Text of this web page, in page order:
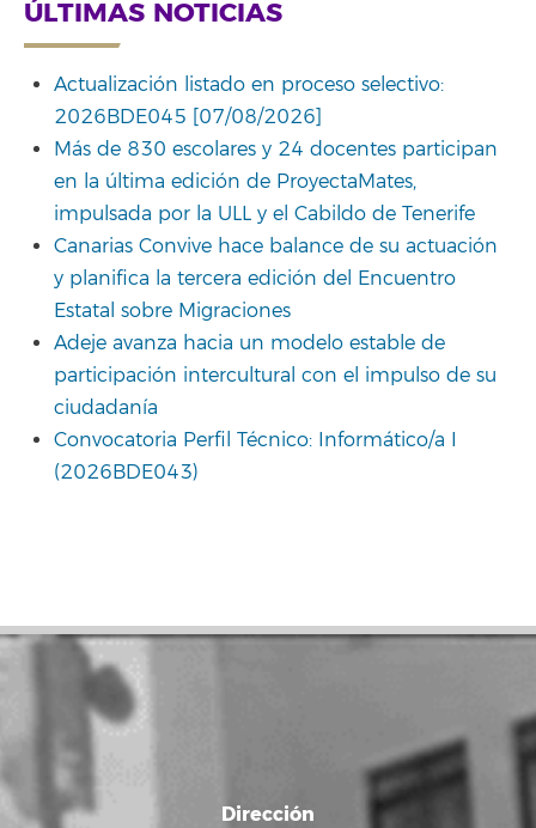
ÚLTIMAS NOTICIAS
Actualización listado en proceso selectivo:
2026BDE045 [07/08/2026]
Más de 830 escolares y 24 docentes participan
en la última edición de ProyectaMates,
impulsada por la ULL y el Cabildo de Tenerife
Canarias Convive hace balance de su actuación
y planifica la tercera edición del Encuentro
Estatal sobre Migraciones
Adeje avanza hacia un modelo estable de
participación intercultural con el impulso de su
ciudadanía
Convocatoria Perfil Técnico: Informático/a I
(2026BDE043)
Dirección